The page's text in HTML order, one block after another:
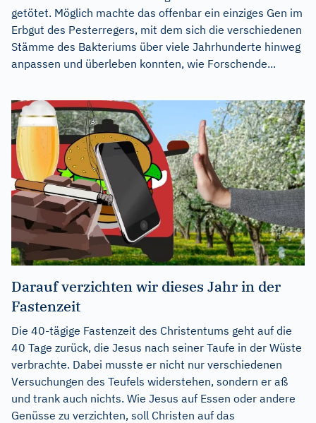
getötet. Möglich machte das offenbar ein einziges Gen im
Erbgut des Pesterregers, mit dem sich die verschiedenen
Stämme des Bakteriums über viele Jahrhunderte hinweg
anpassen und überleben konnten, wie Forschende...
Darauf verzichten wir dieses Jahr in der
Fastenzeit
Die 40-tägige Fastenzeit des Christentums geht auf die
40 Tage zurück, die Jesus nach seiner Taufe in der Wüste
verbrachte. Dabei musste er nicht nur verschiedenen
Versuchungen des Teufels widerstehen, sondern er aß
und trank auch nichts. Wie Jesus auf Essen oder andere
Genüsse zu verzichten, soll Christen auf das